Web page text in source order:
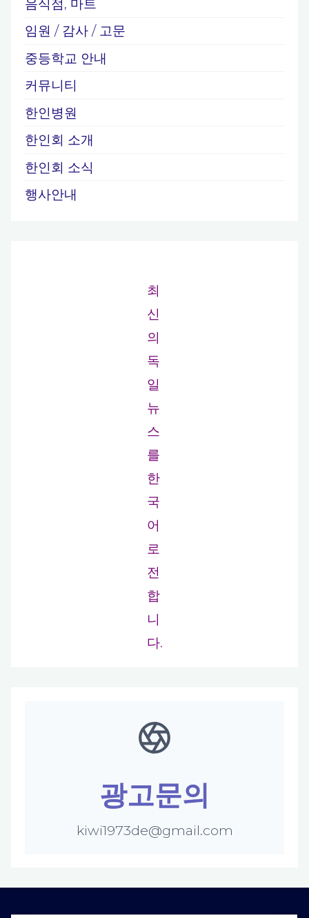
음식점, 마트
임원 / 감사 / 고문
중등학교 안내
커뮤니티
한인병원
한인회 소개
한인회 소식
행사안내
최
신
의
독
일
뉴
스
를
한
국
어
로
전
합
니
다.
광고문의
kiwi1973de@gmail.com